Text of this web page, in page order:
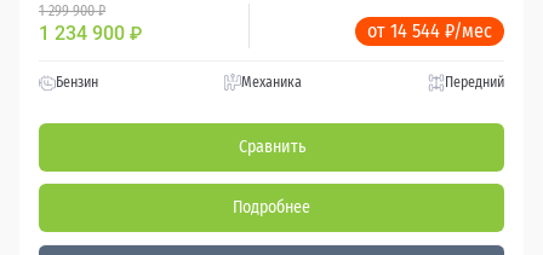
1 299 900 ₽
1 234 900 ₽ от 14 544 ₽/мес
Бензин Механика Передний
Сравнить
Подробнее